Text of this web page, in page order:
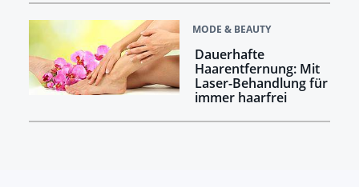
MODE & BEAUTY
Dauerhafte
Haarentfernung: Mit
Laser-Behandlung für
immer haarfrei